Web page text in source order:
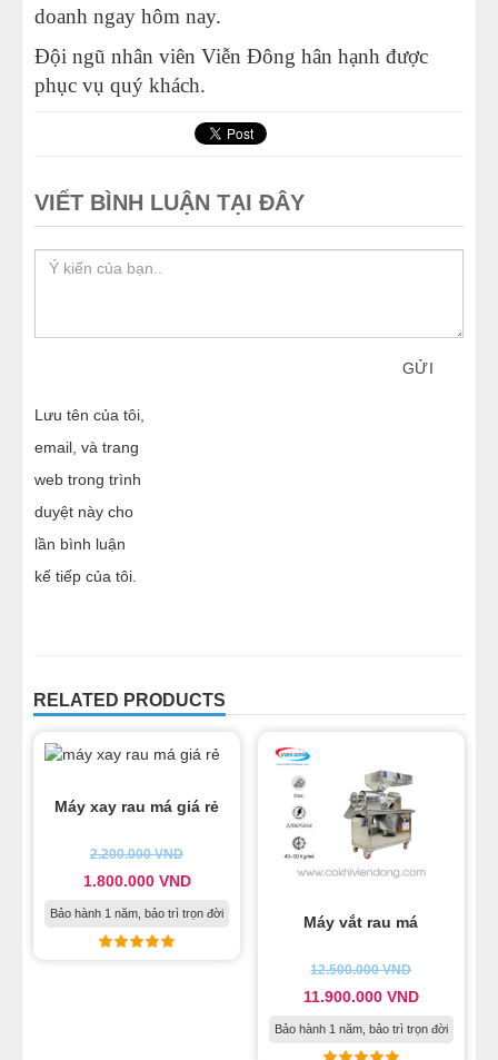
doanh ngay hôm nay.
Đội ngũ nhân viên Viễn Đông hân hạnh được
phục vụ quý khách.
VIẾT BÌNH LUẬN TẠI ĐÂY
GỬI
Lưu tên của tôi,
email, và trang
web trong trình
duyệt này cho
lần bình luận
kế tiếp của tôi.
RELATED PRODUCTS
Máy xay rau má giá rẻ
2.200.000VND
1.800.000 VND
Bảo hành 1 năm, bảo trì trọn đời
Máy vắt rau má
12.500.000VND
11.900.000 VND
Bảo hành 1 năm, bảo trì trọn đời